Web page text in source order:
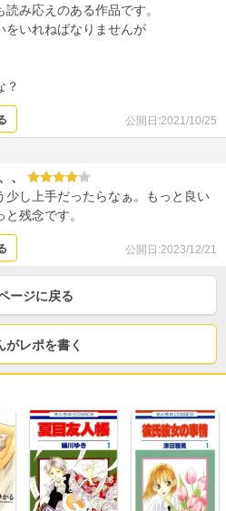
み応えのある作品です。
をいれねばなりませんが
？
公開日:2021/10/25
、
し上手だったらなぁ。もっと良い
残念です。
公開日:2023/12/21
ージに戻る
がレポを書く